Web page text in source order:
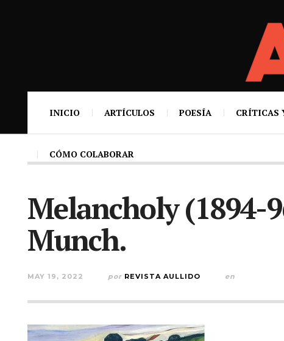
INICIO ARTÍCULOS POESÍA CRÍTICAS
CÓMO COLABORAR
Melancholy (1894-
Munch.
MAY 19, 2022 por REVISTA AULLIDO en